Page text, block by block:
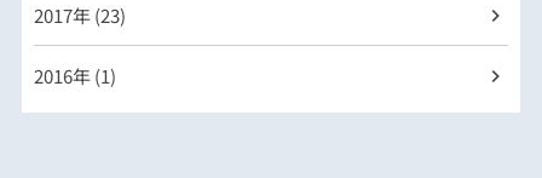
2017年 (23)
2016年 (1)